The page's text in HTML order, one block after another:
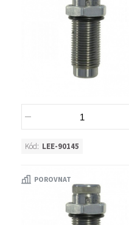
Kód: LEE-90145
POROVNAT